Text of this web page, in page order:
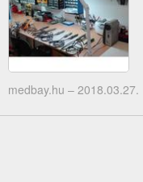
medbay.hu – 2018.03.27.